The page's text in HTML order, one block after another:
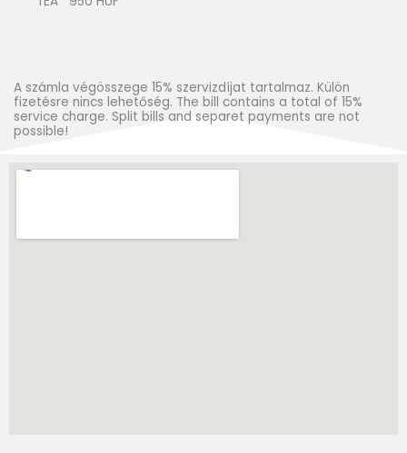
A számla végösszege 15% szervizdíjat tartalmaz. Külön
fizetésre nincs lehetőség. The bill contains a total of 15%
service charge. Split bills and separet payments are not
possible!